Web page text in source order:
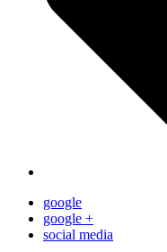
google
google +
social media